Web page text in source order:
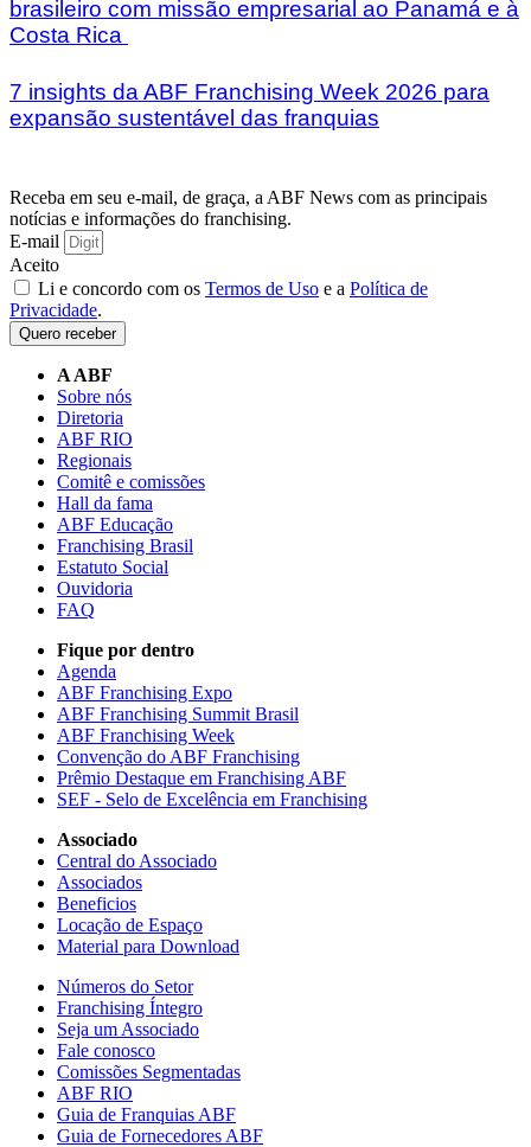
brasileiro com missão empresarial ao Panamá e à
Costa Rica
7 insights da ABF Franchising Week 2026 para
expansão sustentável das franquias
Receba em seu e-mail, de graça, a ABF News com as principais
notícias e informações do franchising.
E-mail
Aceito
Li e concordo com os Termos de Uso e a Política de
Privacidade.
Quero receber
A ABF
Sobre nós
Diretoria
ABF RIO
Regionais
Comitê e comissões
Hall da fama
ABF Educação
Franchising Brasil
Estatuto Social
Ouvidoria
FAQ
Fique por dentro
Agenda
ABF Franchising Expo
ABF Franchising Summit Brasil
ABF Franchising Week
Convenção do ABF Franchising
Prêmio Destaque em Franchising ABF
SEF - Selo de Excelência em Franchising
Associado
Central do Associado
Associados
Beneficios
Locação de Espaço
Material para Download
Números do Setor
Franchising Íntegro
Seja um Associado
Fale conosco
Comissões Segmentadas
ABF RIO
Guia de Franquias ABF
Guia de Fornecedores ABF